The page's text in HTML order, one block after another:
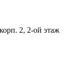
2, 2-ой этаж